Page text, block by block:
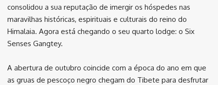
consolidou a sua reputação de imergir os hóspedes nas
maravilhas históricas, espirituais e culturais do reino do
Himalaia. Agora está chegando o seu quarto lodge: o Six
Senses Gangtey.
A abertura de outubro coincide com a época do ano em que
as gruas de pescoço negro chegam do Tibete para desfrutar